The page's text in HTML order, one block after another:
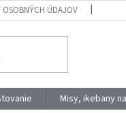
ÚDAJOV
Misy, ikebany